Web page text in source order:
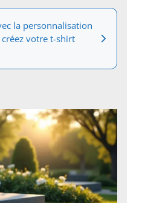
la personnalisation
votre t-shirt